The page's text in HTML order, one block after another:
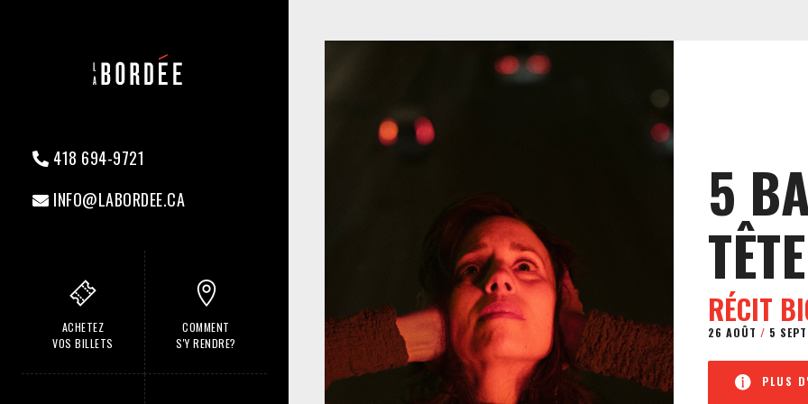
418 694-9721
INFO@LABORDEE.CA
ACHETEZ
VOS BILLETS
COMMENT
S'Y RENDRE?
5
TÊTE
RÉCIT
26 AOÛT / 5
PLUS